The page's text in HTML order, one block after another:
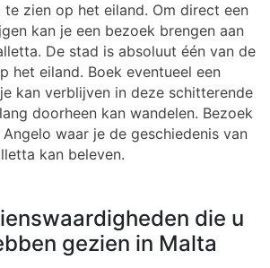
te zien op het eiland. Om direct een
kan je een bezoek brengen aan
De stad is absoluut één van de
het eiland. Boek eventueel een
kan verblijven in deze schitterende
doorheen kan wandelen. Bezoek
waar je de geschiedenis van
kan beleven.
die u
gezien in Malta